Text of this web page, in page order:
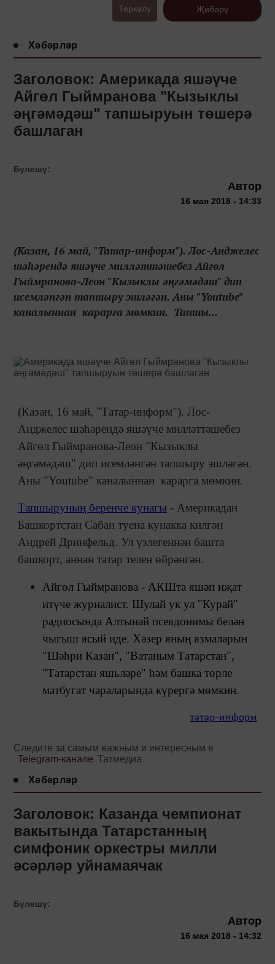
Теркәлү Җибәрү
Хәбәрләр
Заголовок: Америкада яшәүче
Айгөл Гыймранова "Кызыклы
әңгәмәдәш" тапшыруын төшерә
башлаган
Бүлешү:
Автор
16 мая 2018 - 14:33
(Казан, 16 май, "Татар-информ"). Лос-Анджелес
шәһәрендә яшәүче милләттәшебез Айгөл
Гыймранова-Леон "Кызыклы әңгәмәдәш" дип
исемләнгән тапшыру эшләгән. Аны "Youtube"
каналыннан карарга мөмкин. Тапшы...
(Казан, 16 май, "Татар-информ"). Лос-
Анджелес шәһәрендә яшәүче милләттәшебез
Айгөл Гыймранова-Леон "Кызыклы
әңгәмәдәш" дип исемләнгән тапшыру эшләгән.
Аны "Youtube" каналыннан карарга мөмкин.
Тапшыруның беренче кунагы - Америкадан
Башкортстан Сабан туена кунакка килгән
Андрей Дринфельд. Ул үзлегеннән башта
башкорт, аннан татар телен өйрәнгән.
Айгөл Гыймранова - АКШта яшәп иҗат
итүче журналист. Шулай ук ул "Курай"
радиосында Алтынай псевдонимы белән
чыгыш ясый иде. Хәзер яның язмаларын
"Шәһри Казан", "Ватаным Татарстан",
"Татарстан яшьләре" һәм башка төрле
матбугат чараларында күрергә мөмкин.
татар-информ
Следите за самым важным и интересным в
Telegram-канале Татмедиа
Хәбәрләр
Заголовок: Казанда чемпионат
вакытында Татарстанның
симфоник оркестры милли
әсәрләр уйнамаячак
Бүлешү:
Автор
16 мая 2018 - 14:32